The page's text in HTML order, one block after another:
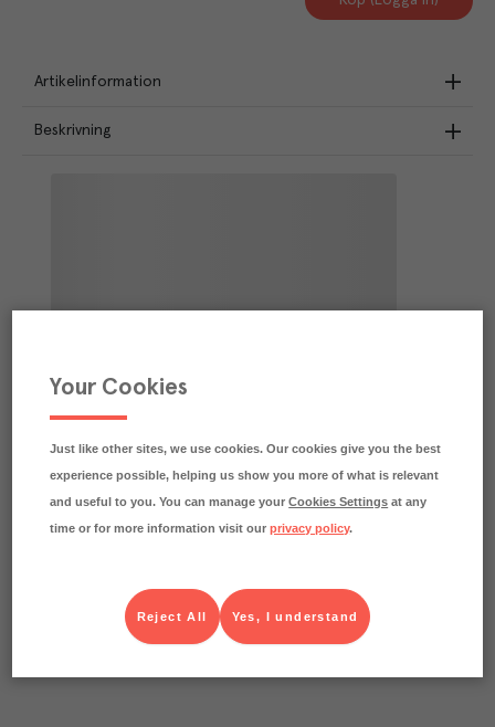
Artikelinformation
Beskrivning
Your Cookies
Just like other sites, we use cookies. Our cookies give you the best
experience possible, helping us show you more of what is relevant
and useful to you. You can manage yourCookies Settings at any
time or for more information visit ourprivacy policy.
Yes, I understand
Reject All